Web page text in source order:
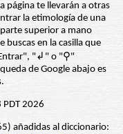
página te llevarán a otras
la etimología de una
superior a mano
buscas en la casilla que
"↲" o "⚲"
de Google abajo es
2026
añadidas al diccionario: